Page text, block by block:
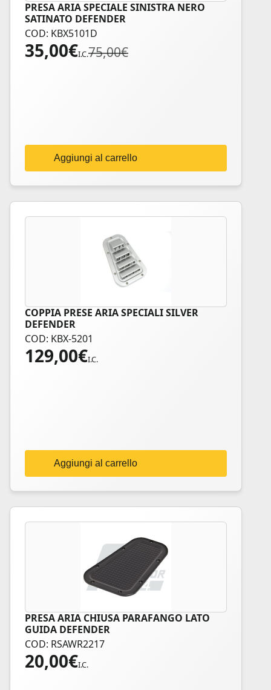
PRESA ARIA SPECIALE SINISTRA NERO
SATINATO DEFENDER
COD: KBX5101D
75,00€
Il
prezzo
35,00€
Il
prezzo
I.C.
Aggiungi al carrello
COPPIA PRESE ARIA SPECIALI SILVER
DEFENDER
COD: KBX-5201
129,00€I.C.
Aggiungi al carrello
PRESA ARIA CHIUSA PARAFANGO LATO
GUIDA DEFENDER
COD: RSAWR2217
20,00€I.C.